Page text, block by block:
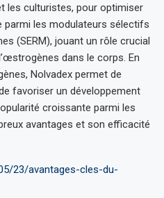
les culturistes, pour optimiser
parmi les modulateurs sélectifs
(SERM), jouant un rôle crucial
dans le corps. En
Nolvadex permet de
favoriser un développement
croissante parmi les
avantages et son efficacité
23/avantages-cles-du-